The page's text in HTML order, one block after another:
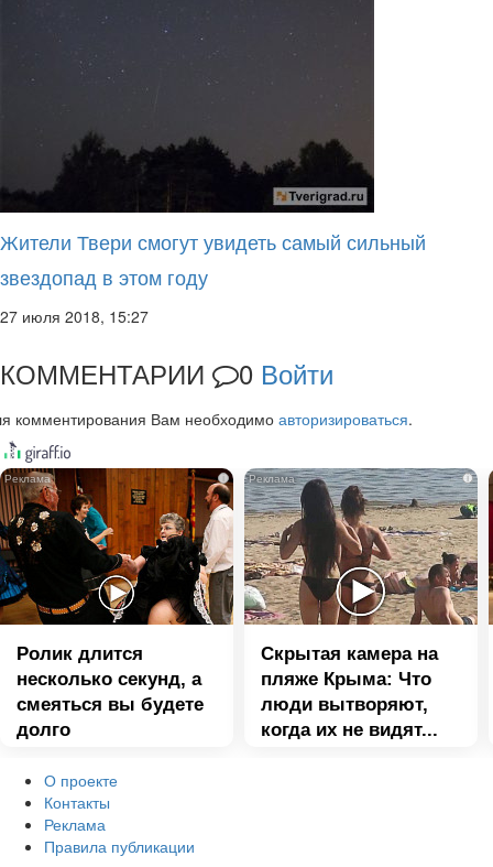
Жители Твери смогут увидеть самый сильный
звездопад в этом году
27 июля 2018, 15:27
КОММЕНТАРИИ 0 Войти
комментирования Вам необходимо авторизироваться.
i
Ролик длится
несколько секунд, а
смеяться вы будете
долго
i
Скрытая камера на
пляже Крыма: Что
люди вытворяют,
когда их не видят...
О проекте
Контакты
Реклама
Правила публикации